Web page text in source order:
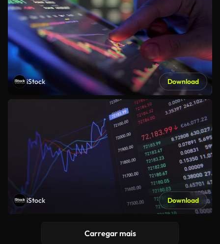
iStock Download
iStock Download
Carregar mais